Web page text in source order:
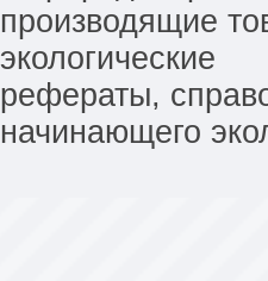
производящие
экологические
рефераты,
начинающего